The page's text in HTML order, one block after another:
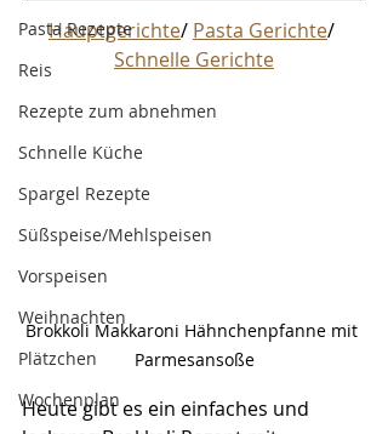
Pasta Rezepte
Reis
Rezepte zum abnehmen
Schnelle Küche
Spargel Rezepte
Süßspeise/Mehlspeisen
Vorspeisen
Weihnachten
Plätzchen
Wochenplan
Hauptgerichte/ Pasta Gerichte/
Schnelle Gerichte
Brokkoli Makkaroni Hähnchenpfanne mit
Parmesansoße
Heute gibt es ein einfaches und